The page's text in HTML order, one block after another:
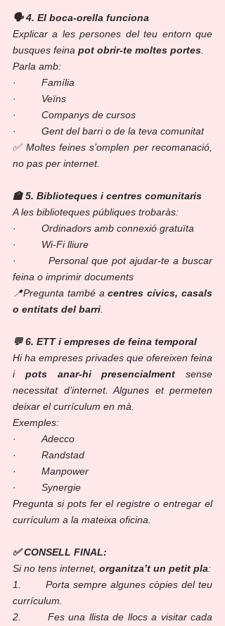
🗣️ 4. El boca-orella funciona
Explicar a les persones del teu entorn que
busques feina pot obrir-te moltes portes
Parla amb:
· Família
· Veïns
· Companys de cursos
· Gent del barri o de la teva comunitat
✅ Moltes feines s’omplen per recomanació,
no pas per internet.
🏫 5. Biblioteques i centres comunitaris
A les biblioteques públiques trobaràs:
· Ordinadors amb connexió gratuïta
· Wi-Fi lliure
· Personal que pot ajudar-te a buscar
feina o imprimir documents
📍Pregunta també a centres cívics, casals
o entitats del barri
💬 6. ETT i empreses de feina temporal
Hi ha empreses privades que ofereixen feina
i pots anar-hi presencialment sense
necessitat d’internet. Algunes et permeten
deixar el currículum en mà.
Exemples:
· Adecco
· Randstad
· Manpower
· Synergie
Pregunta si pots fer el registre o entregar el
currículum a la mateixa oficina.
✅ CONSELL FINAL:
Si no tens internet, organitza’t un petit pla:
1.       Porta sempre algunes còpies del teu
currículum.
2.       Fes una llista de llocs a visitar cada